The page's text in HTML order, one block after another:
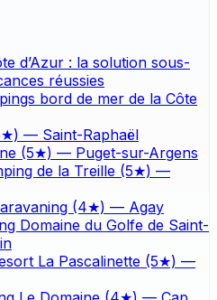
d’Azur : la solution sous-
réussies
bord de mer de la Côte
— Saint-Raphaël
(5★) — Puget-sur-Argens
de la Treille (5★) —
(4★) — Agay
Domaine du Golfe de Saint-
La Pascalinette (5★) —